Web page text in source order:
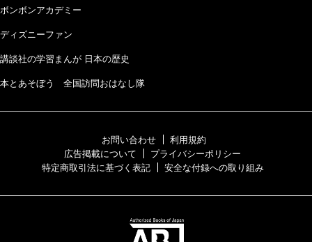
ボンボンアカデミー
ディズニーファン
講談社の学習まんが 日本の歴史
本とあそぼう 全国訪問おはなし隊
お問い合わせ
利用規約
広告掲載について
プライバシーポリシー
特定商取引法に基づく表記
安全な付録への取り組み